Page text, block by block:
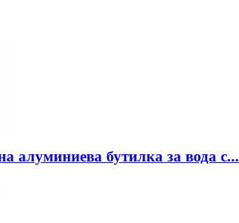
алуминиева бутилка за вода с...